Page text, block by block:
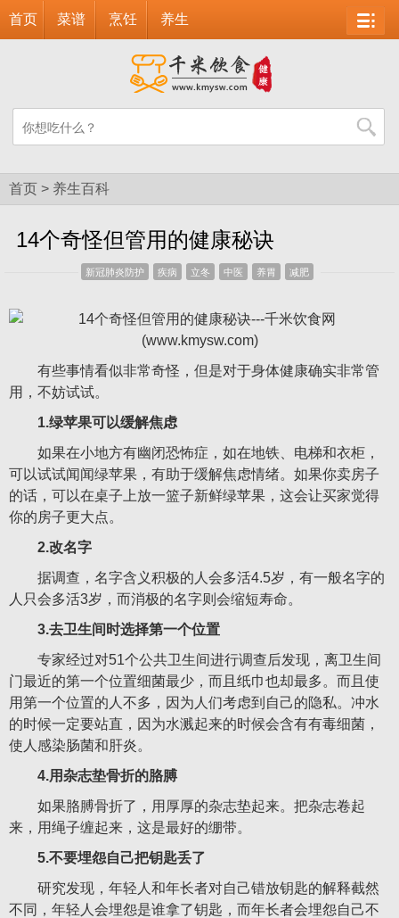
首页 菜谱 烹饪 养生
首页 > 养生百科
14个奇怪但管用的健康秘诀
新冠肺炎防护 疾病 立冬 中医 养胃 减肥
有些事情看似非常奇怪，但是对于身体健康确实非常管
用，不妨试试。
1.绿苹果可以缓解焦虑
如果在小地方有幽闭恐怖症，如在地铁、电梯和衣柜，
可以试试闻闻绿苹果，有助于缓解焦虑情绪。如果你卖房子
的话，可以在桌子上放一篮子新鲜绿苹果，这会让买家觉得
你的房子更大点。
2.改名字
据调查，名字含义积极的人会多活4.5岁，有一般名字的
人只会多活3岁，而消极的名字则会缩短寿命。
3.去卫生间时选择第一个位置
专家经过对51个公共卫生间进行调查后发现，离卫生间
门最近的第一个位置细菌最少，而且纸巾也却最多。而且使
用第一个位置的人不多，因为人们考虑到自己的隐私。冲水
的时候一定要站直，因为水溅起来的时候会含有有毒细菌，
使人感染肠菌和肝炎。
4.用杂志垫骨折的胳膊
如果胳膊骨折了，用厚厚的杂志垫起来。把杂志卷起
来，用绳子缠起来，这是最好的绷带。
5.不要埋怨自己把钥匙丢了
研究发现，年轻人和年长者对自己错放钥匙的解释截然
不同，年轻人会埋怨是谁拿了钥匙，而年长者会埋怨自己不